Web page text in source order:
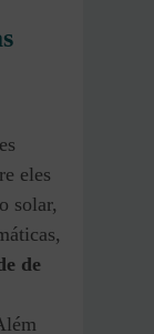
eles
solar,
de